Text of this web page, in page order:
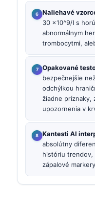
Naliehavé
30 ×10^9/l s
abnormálnym
trombocytmi,
Opakované
bezpečnejšie
odchýlkou
žiadne príznaky,
upozornenia v
Kantesti AI
absolútny
históriu trendov,
zápalové